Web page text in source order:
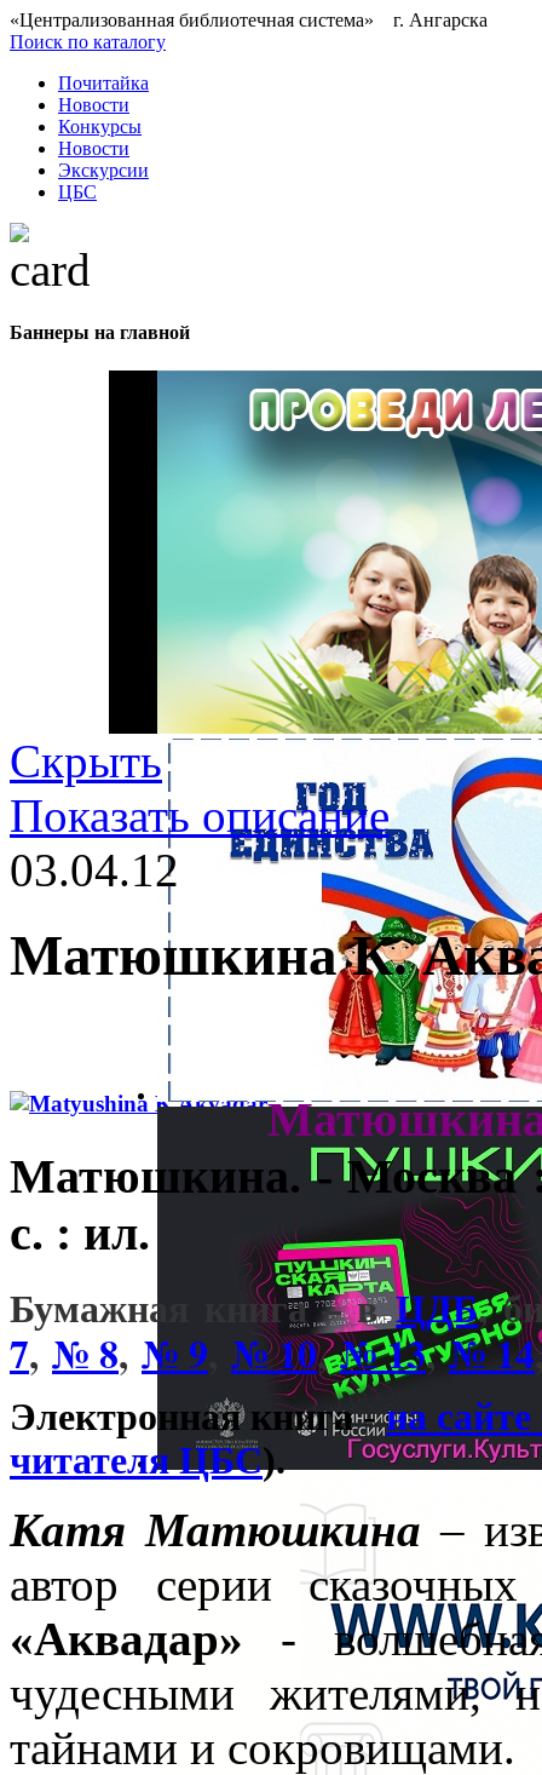
«Централизованная библиотечная система» г. Ангарска
Поиск по каталогу
Почитайка
Новости
Конкурсы
Новости
Экскурсии
ЦБС
Баннеры на главной
Скрыть
Показать описание
03.04.12
Матюшкина К.
Матюшкина. - Москва
с. : ил.
Бумажная книга – вЦДБ,
7, № 8, № 9 № 10,№ 13,№ 14
Электронная книга -на
читателя ЦБС).
Катя Матюшкина –
автор серии
«Аквадар» -
чудесными жителями,
тайнами и сокровищами.